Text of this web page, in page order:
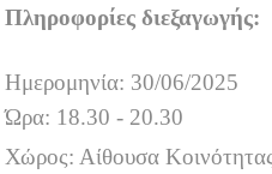
Πληροφορίες διεξαγωγής:
Ημερομηνία: 30/06/2025
Ώρα: 18.30 - 20.30
Χώρος: Αίθουσα